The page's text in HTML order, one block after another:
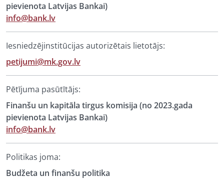
pievienota Latvijas Bankai)
info@bank.lv
Iesniedzējinstitūcijas autorizētais lietotājs:
petijumi@mk.gov.lv
Pētījuma pasūtītājs:
Finanšu un kapitāla tirgus komisija (no 2023.gada
pievienota Latvijas Bankai)
info@bank.lv
Politikas joma:
Budžeta un finanšu politika